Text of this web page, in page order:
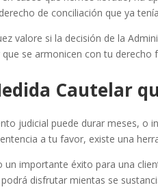
de conciliación que ya
valore si la decisión de la
se armonicen con tu derecho
Cautelar
judicial puede durar meses, o
a tu favor, existe una
importante éxito para una
disfrutar mientas se